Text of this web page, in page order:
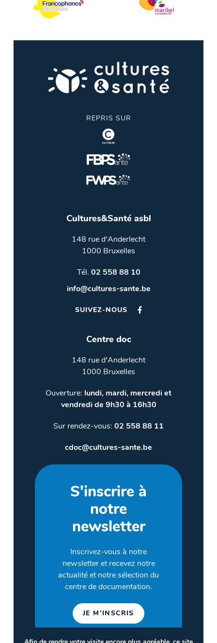
REPRIS SUR
Cultures&Santé asbl
148 rue d'Anderlecht
1000 Bruxelles
Tél. 02 558 88 10
info@cultures-sante.be
SUIVEZ-NOUS
Centre doc
148 rue d'Anderlecht
1000 Bruxelles
Ouverture: lundi, mardi, mercredi et
vendredi de 9h30 à 16h30
Sur rendez-vous: 02 558 88 11
cdoc@cultures-sante.be
S'inscrire à
notre
newsletter
Inscrivez-vous à notre
newsletter et recevez notre
actualité et notre sélection du
centre de documentation.
JE M'INSCRIS